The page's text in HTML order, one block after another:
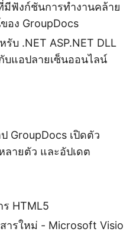
มีฟังก์ชันการทำงานคล้าย
อง GroupDocs
บ .NET ASP.NET DLL
แอปลายเซ็นออนไลน์
GroupDocs เปิดตัว
ลายตัว และอัปเดต
HTML5
ารใหม่ - Microsoft Visio